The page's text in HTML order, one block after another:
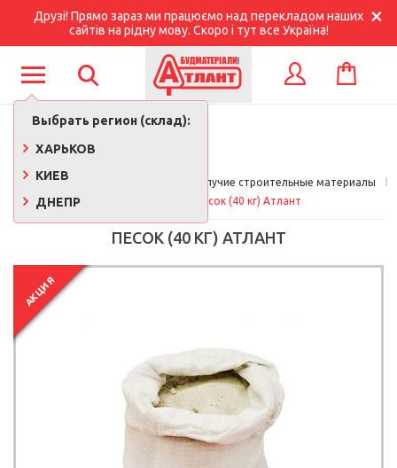
Друзі! Прямо зараз ми працюємо над перекладом наших
сайтів на рідну мову. Скоро і тут все Україна!
Выбрать регион (склад):
ХАРЬКОВ
КИЕВ
ДНЕПР
КОРЗИНА
Главная
Сыпучие строительные материалы
Песок (40 кг) Атлант
ПЕСОК (40 КГ) АТЛАНТ
АКЦИЯ